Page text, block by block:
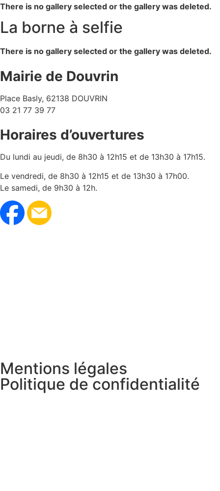
There is no gallery selected or the gallery was deleted.
La borne à selfie
There is no gallery selected or the gallery was deleted.
Mairie de Douvrin
Place Basly, 62138 DOUVRIN
03 21 77 39 77
Horaires d’ouvertures
Du lundi au jeudi, de 8h30 à 12h15 et de 13h30 à 17h15.
Le vendredi, de 8h30 à 12h15 et de 13h30 à 17h00.
Le samedi, de 9h30 à 12h.
Mentions légales
Politique de confidentialité